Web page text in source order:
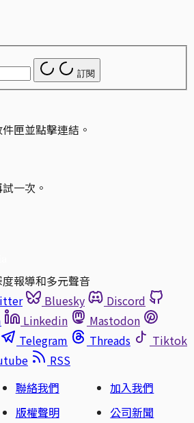
訂閱
匣並點擊連結。
一次。
報導和多元聲音
Bluesky
Discord
Linkedin
Mastodon
Telegram Threads
Tiktok
RSS
聯絡我們
加入我們
版權聲明 公司新聞